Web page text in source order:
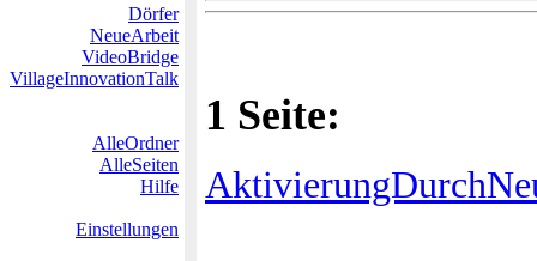
Dörfer
NeueArbeit
VideoBridge
VillageInnovationTalk
AlleOrdner
AlleSeiten
Hilfe
Einstellungen
1 Seite: